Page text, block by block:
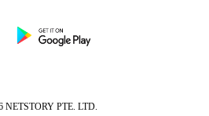
NETSTORY PTE. LTD.